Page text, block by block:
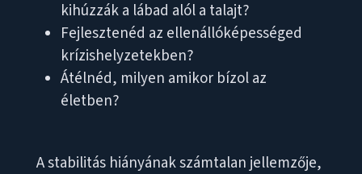
kihúzzák a lábad alól a talajt?
Fejlesztenéd az ellenállóképességed
krízishelyzetekben?
Átélnéd, milyen amikor bízol az
életben?
A stabilitás hiányának számtalan jellemzője,